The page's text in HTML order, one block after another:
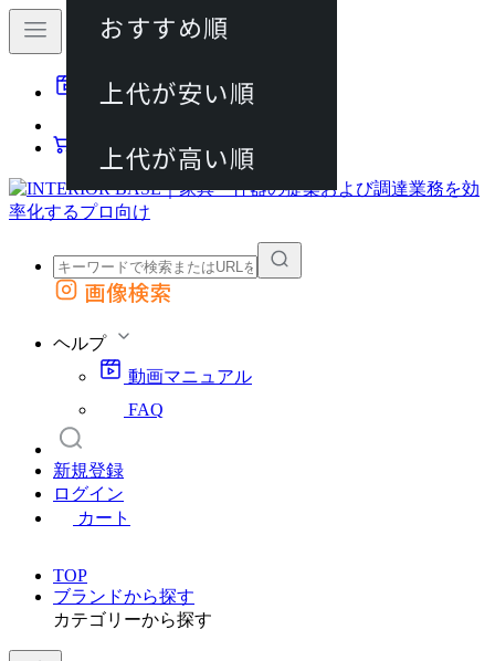
動画マニュアル
カート
外部サイトの商品をカートに追加
画像検索
ヘルプ
動画マニュアル
FAQ
新規登録
ログイン
カート
TOP
ブランドから探す
カテゴリーから探す
おすすめ順
上代が安い順
上代が高い順